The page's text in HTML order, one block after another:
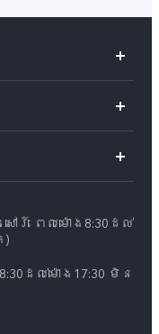
ៅរ៍ ពេលម៉ោង8:30ដល់
)
ដល់ម៉ោង17:30 មិន